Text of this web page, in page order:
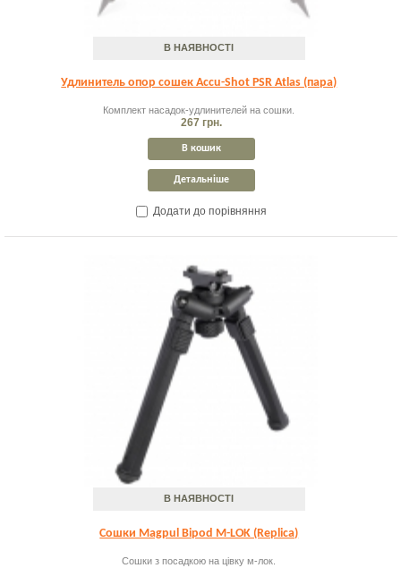
В НАЯВНОСТІ
Удлинитель опор сошек Accu-Shot PSR Atlas (пара)
Комплект насадок-удлинителей на сошки.
267 грн.
В кошик
Детальніше
Додати до порівняння
В НАЯВНОСТІ
Сошки Magpul Bipod M-LOK (Replica)
Сошки з посадкою на цівку м-лок.